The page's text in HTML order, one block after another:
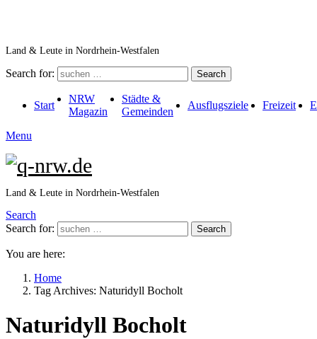
Land & Leute in Nordrhein-Westfalen
Search for: Search
Start
NRW
Magazin
Städte &
Gemeinden
Ausflugsziele Freizeit
Menu
Land & Leute in Nordrhein-Westfalen
Search
Search for:
Search
You are here:
Home
Tag Archives: Naturidyll Bocholt
Naturidyll Bocholt